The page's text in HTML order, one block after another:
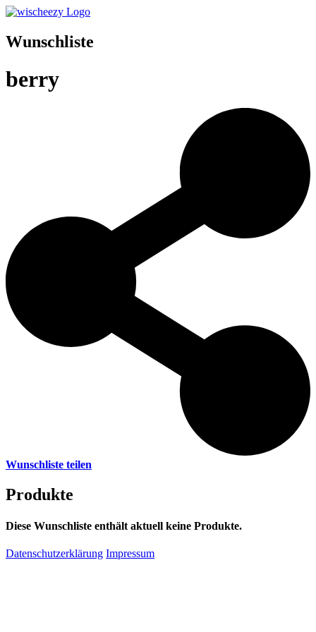
Wunschliste
berry
Wunschliste teilen
Produkte
Diese Wunschliste enthält aktuell keine Produkte.
Datenschutzerklärung Impressum